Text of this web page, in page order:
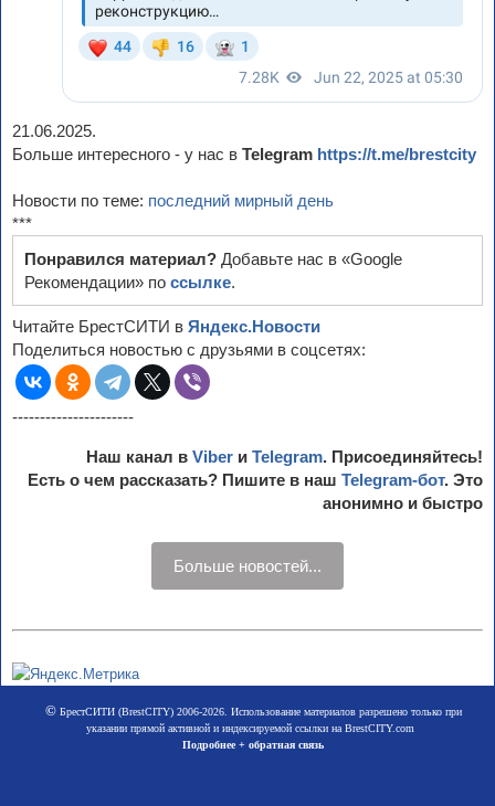
21.06.2025.
Больше интересного - у нас в Telegram https://t.me/brestcity
Новости по теме: последний мирный день
***
Понравился материал? Добавьте нас в «Google
Рекомендации» по ссылке.
Читайте БрестСИТИ в Яндекс.Новости
Поделиться новостью с друзьями в соцсетях:
----------------------
Наш канал в Viber и Telegram. Присоединяйтесь!
Есть о чем рассказать? Пишите в наш Telegram-бот. Это
анонимно и быстро
Больше новостей...
©БрестСИТИ (BrestCITY) 2006-2026. Использование материалов разрешено только при
указании прямой активной и индексируемой ссылки на BrestCITY.com
Подробнее + обратная связь